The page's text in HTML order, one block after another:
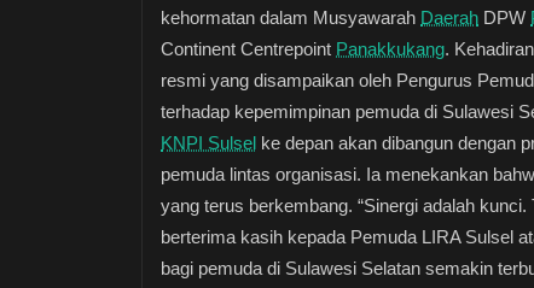
kehormatan dalam Musyawarah Daerah DPW
Continent Centrepoint Panakkukang.
resmi yang disampaikan oleh Pengurus
terhadap kepemimpinan pemuda di Sulawesi
KNPI Sulsel ke depan akan dibangun dengan
pemuda lintas organisasi. Ia menekankan
yang terus berkembang. “Sinergi adalah
berterima kasih kepada Pemuda LIRA Sulsel
bagi pemuda di Sulawesi Selatan semakin